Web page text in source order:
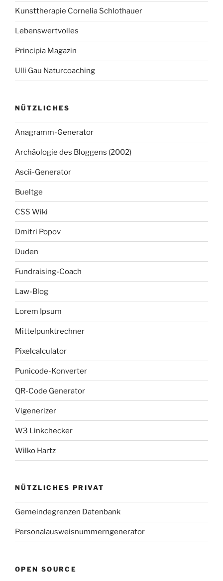
Kunsttherapie Cornelia Schlothauer
Lebenswertvolles
Principia Magazin
Ulli Gau Naturcoaching
NÜTZLICHES
Anagramm-Generator
Archäologie des Bloggens (2002)
Ascii-Generator
Bueltge
CSS Wiki
Dmitri Popov
Duden
Fundraising-Coach
Law-Blog
Lorem Ipsum
Mittelpunktrechner
Pixelcalculator
Punicode-Konverter
QR-Code Generator
Vigenerizer
W3 Linkchecker
Wilko Hartz
NÜTZLICHES PRIVAT
Gemeindegrenzen Datenbank
Personalausweisnummerngenerator
OPEN SOURCE